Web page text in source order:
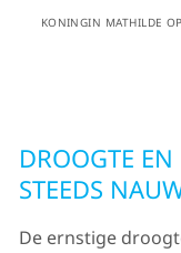
KONINGIN MATHILDE
DROOGTE
STEEDS
De ernstige